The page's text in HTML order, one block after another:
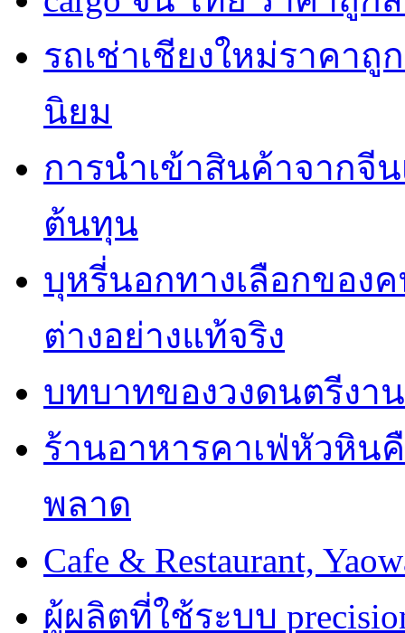
รถเช่าเชียงใหม่ราคา
นิยม
การนำเข้าสินค้าจากจี
ต้นทุน
บุหรี่นอกทางเลือกของ
ต่างอย่างแท้จริง
บทบาทของวงดนตรีงา
ร้านอาหารคาเฟ่หัวหิน
พลาด
Cafe & Restaurant,
ผู้ผลิตที่ใช้ระบบ